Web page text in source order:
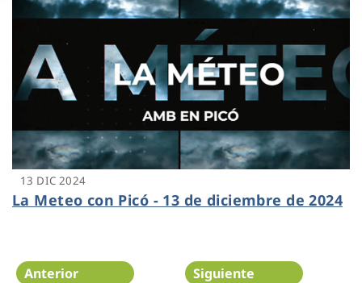
13 DIC 2024
La Meteo con Picó - 13 de diciembre de 2024
Anterior Siguiente